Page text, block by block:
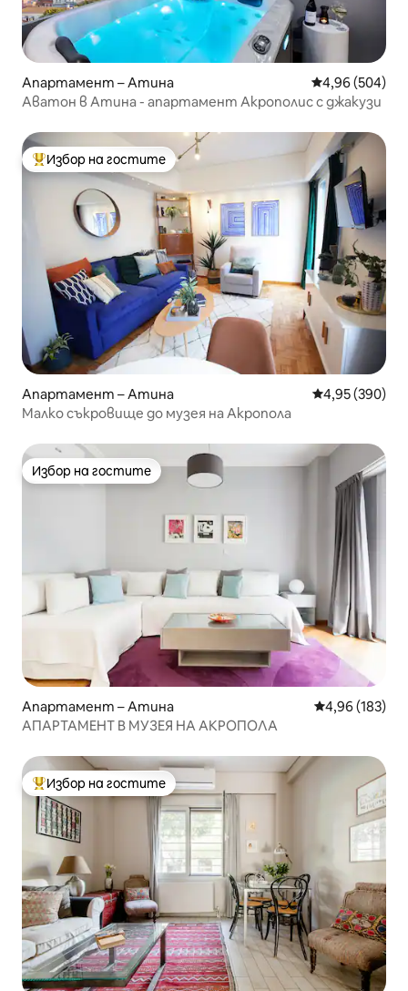
Апартамент – Атина Средна
4,96 (504)
Аватон в Атина - апартамент Акрополис с джакузи
Най-популярен избор на гостите
Избор на гостите
Апартамент – Атина Средна
4,95 (390)
Малко съкровище до музея на Акропола
Избор на гостите
Избор на гостите
Апартамент – Атина Средна
4,96 (183)
АПАРТАМЕНТ В МУЗЕЯ НА АКРОПОЛА
Най-популярен избор на гостите
Избор на гостите